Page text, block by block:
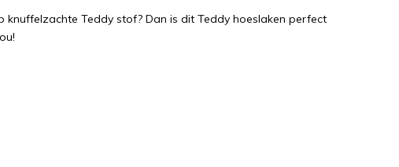
knuffelzachte Teddy stof? Dan is dit Teddy hoeslaken perfect